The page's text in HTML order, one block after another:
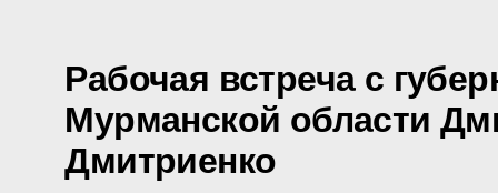
Рабочая встреча с
Мурманской области
Дмитриенко